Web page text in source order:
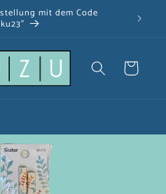
mit dem Code
Warenkorb